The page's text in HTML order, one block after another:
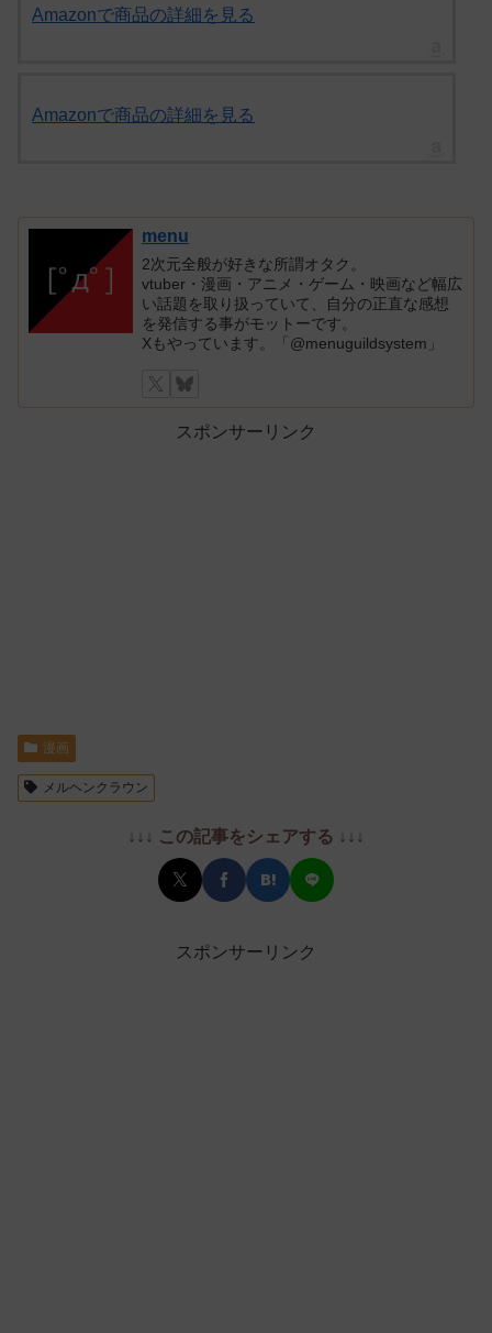
Amazonで商品の詳細を見る
Amazonで商品の詳細を見る
menu
2次元全般が好きな所謂オタク。
vtuber・漫画・アニメ・ゲーム・映画など幅広
い話題を取り扱っていて、自分の正直な感想
を発信する事がモットーです。
Xもやっています。「@menuguildsystem」
スポンサーリンク
漫画
メルヘンクラウン
↓↓↓ この記事をシェアする ↓↓↓
スポンサーリンク